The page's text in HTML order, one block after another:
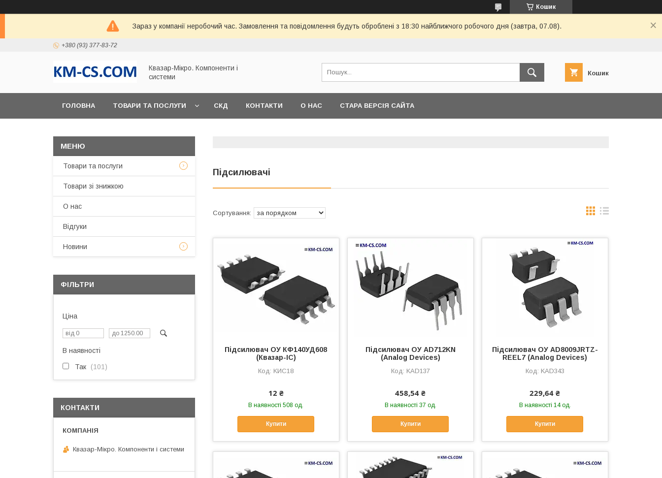
Кошик
Зараз у компанії неробочий час. Замовлення та повідомлення будуть оброблені з 18:30 найближчого робочого дня (завтра, 07.08).
+380 (93) 377-83-72
Квазар-Мікро. Компоненти і
системи
Кошик
ГОЛОВНА ТОВАРИ ТА ПОСЛУГИ СКД КОНТАКТИ О НАС СТАРА ВЕРСІЯ САЙТА
Підсилювачі
Підсилювач ОУ КФ140УД608
(Квазар-ІС)
KИС18
12 ₴
В наявності 508 од.
Купити
Підсилювач ОУ AD712KN
(Analog Devices)
KAD137
458,54 ₴
В наявності 37 од.
Купити
Підсилювач ОУ AD8009JRTZ-
REEL7 (Analog Devices)
KAD343
229,64 ₴
В наявності 14 од.
Купити
Товари та послуги
Товари зі знижкою
О нас
Відгуки
Новини
ФІЛЬТРИ
Ціна
В наявності
Так 101
КОНТАКТИ
Квазар-Мікро. Компоненти і системи